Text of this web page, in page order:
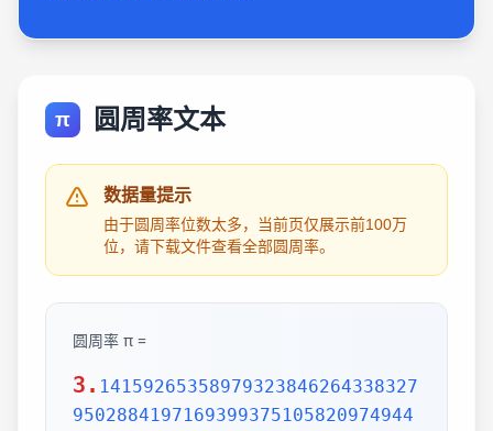
π 圆周率文本
数据量提示
由于圆周率位数太多，当前页仅展示前100万
位，请下载文件查看全部圆周率。
圆周率 π =
3. 1415926535897932384626433832795028841971693993751058209749445923078164062862089986280348253421170679821480865132823066470938446095505822317253594081284811174502841027019385211055596446229489549303819644288109756659334461284756482337867831652712019091456485669234603486104543266482133936072602491412737245870066063155881748815209209628292540917153643678925903600113305305488204665213841469519415116094330572703657595919530921861173819326117931051185480744623799627495673518857527248912279381830119491298336733624406566430860213949463952247371907021798609437027705392171762931767523846748184676694051320005681271452635608277857713427577896091736371787214684409012249534301465495853710507922796892589235420199561121290219608640344181598136297747713099605187072113499999983729780499510597317328160963185950244594553469083026425223082533446850352619311881710100031378387528865875332083814206171776691473035982534904287554687311595628638823537875937519577818577805321712268066130019278766111959092164201989380952572010654858632788659361533818279682303019520353018529689957736225994138912497217752834791315155748572424541506959508295331168617278558890750983817546374649393192550604009277016711390098488240128583616035637076601047101819429555961989467678374494482553797747268471040475346462080466842590694912933136770289891521047521620569660240580381501935112533824300355876402474964732639141992726042699227967823547816360093417216412199245863150302861829745557067498385054945885869269956909272107975093029553211653449872027559602364806654991198818347977535663698074265425278625518184175746728909777727938000816470600161452491921732172147723501414419735685481613611573525521334757418494684385233239073941433345477624168625189835694855620992192221842725502542568876717904946016534668049886272327917860857843838279679766814541009538837863609506800642251252051173929848960841284886269456042419652850222106611863067442786220391949450471237137869609563643719172874677646575739624138908658326459958133904780275900994657640789512694683983525957098258226205224894077267194782684826014769909026401363944374553050682034962524517493996514314298091906592509372216964615157098583874105978859597729754989301617539284681382686838689427741559918559252459539594310499725246808459872736446958486538367362226260991246080512438843904512441365497627807977156914359977001296160894416948685558484063534220722258284886481584560285060168427394522674676788952521385225499546667278239864565961163548862305774564980355936345681743241125150760694794510965960940252288797108931456691368672287489405601015033086179286809208747609178249385890097149096759852613655497818931297848216829989487226588048575640142704775551323796414515237462343645428584447952658678210511413547357395231134271661021359695362314429524849371871101457654035902799344037420073105785390621983874478084784896833214457138687519435064302184531910484810053706146806749192781911979399520614196634287544406437451237181921799983910159195618146751426912397489409071864942319615679452080951465502252316038819301420937621378559566389377870830390697920773467221825625996615014215030680384477345492026054146659252014974428507325186660021324340881907104863317346496514539057962685610055081066587969981635747363840525714591028970641401109712062804390397595156771577004203378699360072305587631763594218731251471205329281918261861258673215791984148488291644706095752706957220917567116722910981690915280173506712748583222871835209353965725121083579151369882091444210067510334671103141267111369908658516398315019701651511685171437657618351556508849099898599823873455283316355076479185358932261854896321329330898570642046752590709154814165498594616371802709819943099244889575712828905923233260972997120844335732654893823911932597463667305836041428138830320382490375898524374417029132765618093773444030707469211201913020330380197621101100449293215160842444859637669838952286847831235526582131449576857262433441893039686426243410773226978028073189154411010446823252716201052652272111660396665573092547110557853763466820653109896526918620564769312570586356620185581007293606598764861179104533488503461136576867532494416680396265797877185560845529654126654085306143444318586769751456614068007002378776591344017127494704205622305389945613140711270004078547332699390814546646458807972708266830634328587856983052358089330657574067954571637752542021149557615814002501262285941302164715509792592309907965473761255176567513575178296664547791745011299614890304639947132962107340437518957359614589019389713111790429782856475032031986915140287080859904801094121472213179476477726224142548545403321571853061422881375850430633217518297986622371721591607716692547487389866549494501146540628433663937900397692656721463853067360965712091807638327166416274888800786925602902284721040317211860820419000422966171196377921337575114959501566049631862947265473642523081770367515906735023507283540567040386743513622224771589150495309844489333096340878076932599397805419341447377441842631298608099888687413260472156951623965864573021631598193195167353812974167729478672422924654366800980676928238280689964004824354037014163149658979409243237896907069779422362508221688957383798623001593776471651228935786015881617557829735233446042815126272037343146531977774160319906655418763979293344195215413418994854447345673831624993419131814809277771038638773431772075456545322077709212019051660962804909263601975988281613323166636528619326686336062735676303544776280350450777235547105859548702790814356240145171806246436267945612753181340783303362542327839449753824372058353114771199260638133467768796959703098339130771098704085913374641442822772634659470474587847787201927715280731767907707157213444730605700733492436931138350493163128404251219256517980694113528013147013047816437885185290928545201165839341965621349143415956258658655705526904965209858033850722426482939728584783163057777560688876446248246857926039535277348030480290058760758251047470916439613626760449256274204208320856611906254543372131535958450687724602901618766795240616342522577195429162991930645537799140373404328752628889639958794757291746426357455254079091451357111369410911939325191076020825202618798531887705842972591677813149699009019211697173727847684726860849003377024242916513005005168323364350389517029893922334517220138128069650117844087451960121228599371623130171144484640903890644954440061986907548516026327505298349187407866808818338510228334508504860825039302133219715518430635455007668282949304137765527939751754613953984683393638304746119966538581538420568533862186725233402830871123282789212507712629463229563989898935821167456270102183564622013496715188190973038119800497340723961036854066431939509790190699639552453005450580685501956730229219139339185680344903982059551002263535361920419947455385938102343955449597783779023742161727111723643435439478221818528624085140066604433258885698670543154706965747458550332323342107301545940516553790686627333799585115625784322988273723198987571415957811196358330059408730681216028764962867446047746491599505497374256269010490377819868359381465741268049256487985561453723478673303904688383436346553794986419270563872931748723320837601123029911367938627089438799362016295154133714248928307220126901475466847653576164773794675200490757155527819653621323926406160136358155907422020203187277605277219005561484255518792530343513984425322341576233610642506390497500865627109535919465897514131034822769306247435363256916078154781811528436679570611086153315044521274739245449454236828860613408414863776700961207151249140430272538607648236341433462351897576645216413767969031495019108575984423919862916421939949072362346468441173940326591840443780513338945257423995082965912285085558215725031071257012668302402929525220118726767562204154205161841634847565169998116141010029960783869092916030288400269104140792886215078424516709087000699282120660418371806535567252532567532861291042487761825829765157959847035622262934860034158722980534989650226291748788202734209222245339856264766914905562842503912757710284027998066365825488926488025456610172967026640765590429099456815065265305371829412703369313785178609040708667114965583434347693385781711386455873678123014587687126603489139095620099393610310291616152881384379099042317473363948045759314931405297634757481193567091101377517210080315590248530906692037671922033229094334676851422144773793937517034436619910403375111735471918550464490263655128162288244625759163330391072253837421821408835086573917715096828874782656995995744906617583441375223970968340800535598491754173818839994469748676265516582765848358845314277568790029095170283529716344562129640435231176006651012412006597558512761785838292041974844236080071930457618932349229279650198751872127267507981255470958904556357921221033346697499235630254947802490114195212382815309114079073860251522742995818072471625916685451333123948049470791191532673430282441860414263639548000448002670496248201792896476697583183271314251702969234889627668440323260927524960357996469256504936818360900323809293459588970695365349406034021665443755890045632882250545255640564482465151875471196218443965825337543885690941130315095261793780029741207665147939425902989695946995565761218656196733786236256125216320862869222103274889218654364802296780705765615144632046927906821207388377814233562823608963208068222468012248261177185896381409183903673672220888321513755600372798394004152970028783076670944474560134556417254370906979396122571429894671543578468788614445812314593571984922528471605049221242470141214780573455105008019086996033027634787081081754501193071412233908663938339529425786905076431006383519834389341596131854347546495569781038293097164651438407007073604112373599843452251610507027056235266012764848308407611830130527932054274628654036036745328651057065874882256981579367897669742205750596834408697350201410206723585020072452256326513410559240190274216248439140359989535394590944070469120914093870012645600162374288021092764579310657922955249887275846101264836999892256959688159205600101655256375678